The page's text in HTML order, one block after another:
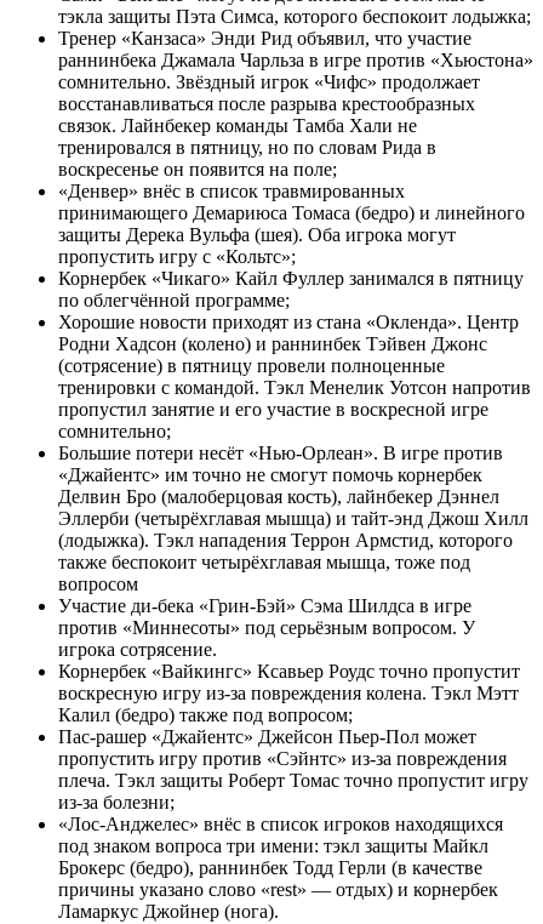
тэкла защиты Пэта Симса, которого беспокоит лодыжка;
Тренер «Канзаса» Энди Рид объявил, что участие
раннинбека Джамала Чарльза в игре против «Хьюстона»
сомнительно. Звёздный игрок «Чифс» продолжает
восстанавливаться после разрыва крестообразных
связок. Лайнбекер команды Тамба Хали не
тренировался в пятницу, но по словам Рида в
воскресенье он появится на поле;
«Денвер» внёс в список травмированных
принимающего Демариюса Томаса (бедро) и линейного
защиты Дерека Вульфа (шея). Оба игрока могут
пропустить игру с «Кольтс»;
Корнербек «Чикаго» Кайл Фуллер занимался в пятницу
по облегчённой программе;
Хорошие новости приходят из стана «Окленда». Центр
Родни Хадсон (колено) и раннинбек Тэйвен Джонс
(сотрясение) в пятницу провели полноценные
тренировки с командой. Тэкл Менелик Уотсон напротив
пропустил занятие и его участие в воскресной игре
сомнительно;
Большие потери несёт «Нью-Орлеан». В игре против
«Джайентс» им точно не смогут помочь корнербек
Делвин Бро (малоберцовая кость), лайнбекер Дэннел
Эллерби (четырёхглавая мышца) и тайт-энд Джош Хилл
(лодыжка). Тэкл нападения Террон Армстид, которого
также беспокоит четырёхглавая мышца, тоже под
вопросом
Участие ди-бека «Грин-Бэй» Сэма Шилдса в игре
против «Миннесоты» под серьёзным вопросом. У
игрока сотрясение.
Корнербек «Вайкингс» Ксавьер Роудс точно пропустит
воскресную игру из-за повреждения колена. Тэкл Мэтт
Калил (бедро) также под вопросом;
Пас-рашер «Джайентс» Джейсон Пьер-Пол может
пропустить игру против «Сэйнтс» из-за повреждения
плеча. Тэкл защиты Роберт Томас точно пропустит игру
из-за болезни;
«Лос-Анджелес» внёс в список игроков находящихся
под знаком вопроса три имени: тэкл защиты Майкл
Брокерс (бедро), раннинбек Тодд Герли (в качестве
причины указано слово «rest» — отдых) и корнербек
Ламаркус Джойнер (нога).